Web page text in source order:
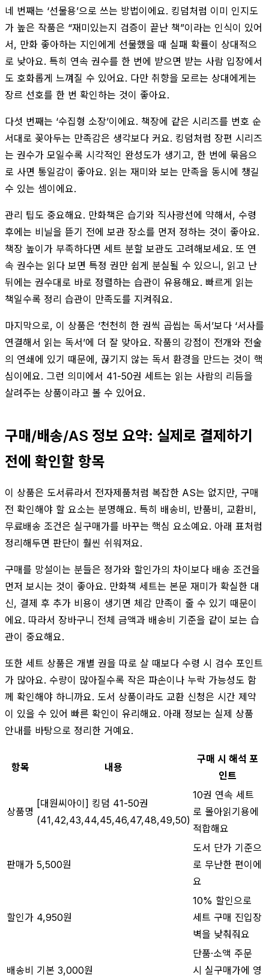
네 번째는 ‘선물용’으로 쓰는 방법이에요. 킹덤처럼 이미 인지도
가 높은 작품은 “재미있는지 검증이 끝난 책”이라는 인식이 있어
서, 만화 좋아하는 지인에게 선물했을 때 실패 확률이 상대적으
로 낮아요. 특히 연속 권수를 한 번에 받으면 받는 사람 입장에서
도 호화롭게 느껴질 수 있어요. 다만 취향을 모르는 상대에게는
장르 선호를 한 번 확인하는 것이 좋아요.
다섯 번째는 ‘수집형 소장’이에요. 책장에 같은 시리즈를 번호 순
서대로 꽂아두는 만족감은 생각보다 커요. 킹덤처럼 장편 시리즈
는 권수가 모일수록 시각적인 완성도가 생기고, 한 번에 묶음으
로 사면 통일감이 좋아요. 읽는 재미와 보는 만족을 동시에 챙길
수 있는 셈이에요.
관리 팁도 중요해요. 만화책은 습기와 직사광선에 약해서, 수령
후에는 비닐을 뜯기 전에 보관 장소를 먼저 정하는 것이 좋아요.
책장 높이가 부족하다면 세트 분할 보관도 고려해보세요. 또 연
속 권수는 읽다 보면 특정 권만 쉽게 분실될 수 있으니, 읽고 난
뒤에는 권수대로 바로 정렬하는 습관이 유용해요. 빠르게 읽는
책일수록 정리 습관이 만족도를 지켜줘요.
마지막으로, 이 상품은 ‘천천히 한 권씩 곱씹는 독서’보다 ‘서사를
연결해서 읽는 독서’에 더 잘 맞아요. 작품의 강점이 전개와 전술
의 연쇄에 있기 때문에, 끊기지 않는 독서 환경을 만드는 것이 핵
심이에요. 그런 의미에서 41-50권 세트는 읽는 사람의 리듬을
살려주는 상품이라고 볼 수 있어요.
구매/배송/AS 정보 요약: 실제로 결제하기
전에 확인할 항목
이 상품은 도서류라서 전자제품처럼 복잡한 AS는 없지만, 구매
전 확인해야 할 요소는 분명해요. 특히 배송비, 반품비, 교환비,
무료배송 조건은 실구매가를 바꾸는 핵심 요소예요. 아래 표처럼
정리해두면 판단이 훨씬 쉬워져요.
구매를 망설이는 분들은 정가와 할인가의 차이보다 배송 조건을
먼저 보시는 것이 좋아요. 만화책 세트는 본문 재미가 확실한 대
신, 결제 후 추가 비용이 생기면 체감 만족이 줄 수 있기 때문이
에요. 따라서 장바구니 전체 금액과 배송비 기준을 같이 보는 습
관이 중요해요.
또한 세트 상품은 개별 권을 따로 살 때보다 수령 시 검수 포인트
가 많아요. 수량이 많아질수록 작은 파손이나 누락 가능성도 함
께 확인해야 하니까요. 도서 상품이라도 교환 신청은 시간 제약
이 있을 수 있어 빠른 확인이 유리해요. 아래 정보는 실제 상품
안내를 바탕으로 정리한 거예요.
항목 내용
구매 시 해석 포
인트
상품명
[대원씨아이] 킹덤 41-50권
(41,42,43,44,45,46,47,48,49,50)
10권 연속 세트
로 몰아읽기용에
적합해요
판매가 5,500원
도서 단가 기준으
로 무난한 편이에
요
할인가 4,950원
10% 할인으로
세트 구매 진입장
벽을 낮춰줘요
배송비 기본 3,000원
단품·소액 주문
시 실구매가에 영